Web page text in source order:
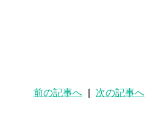
前の記事へ 次の記事へ